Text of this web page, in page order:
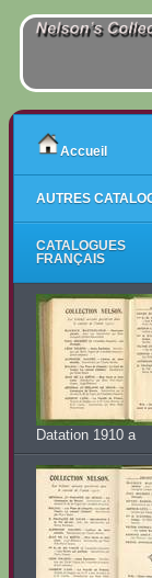
Accueil
AUTRES
CATALOGUES
FRANÇAIS
Datation 1910 a